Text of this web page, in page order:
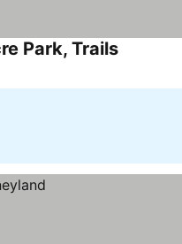
Park, TrailsVer preços